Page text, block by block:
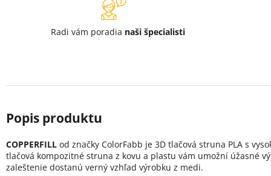
Radi vám poradia naši špecialisti
COPPERFILL od značky ColorFabb je 3D tlačová struna PLA s
tlačová kompozitné struna z kovu a plastu vám umožní úžasné
zaleštenie dostanú verný vzhľad výrobku z medi.